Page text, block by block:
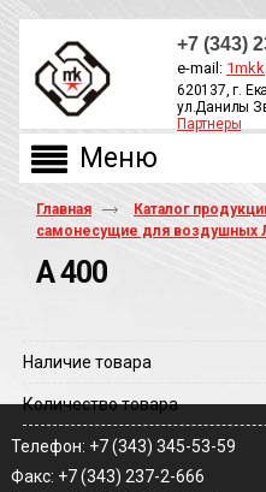
+7 (343)
e-mail:
620137, г.
ул.Данилы
Партнеры
Главная Каталог
самонесущие для воздушных
А 400
Наличие товара
Количество товара
Телефон: +7 (343) 345-53-59
Факс: +7 (343) 237-2-666